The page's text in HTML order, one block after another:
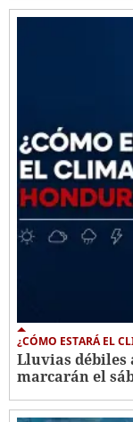
¿CÓMO ESTARÁ EL
Lluvias débiles
marcarán el